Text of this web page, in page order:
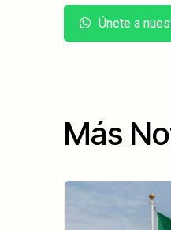
Únete a
Más